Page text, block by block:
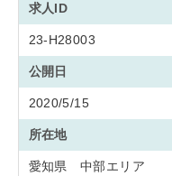
求人ID
23-H28003
公開日
2020/5/15
所在地
愛知県 中部エリア